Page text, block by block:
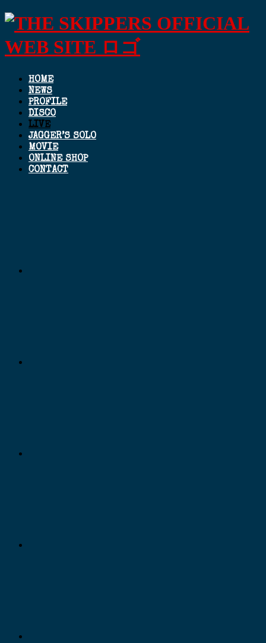
HOME
NEWS
PROFILE
DISCO
LIVE
JAGGER’S SOLO
MOVIE
ONLINE SHOP
CONTACT